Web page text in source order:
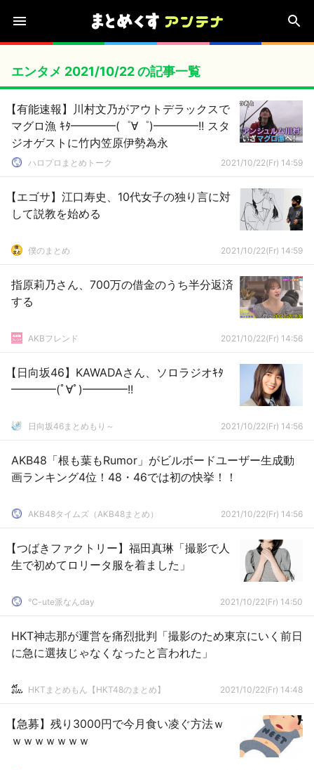
エンタメ 2021/10/22 の記事一覧
【有能速報】川村文乃がアウトデラックスで
マグロ漁 ｷﾀ━━━━(゜∀゜)━━━━!! スタ
ジオゲストに竹内笠原伊勢為永
ハロプロまとめトーク 2021/10/22(Fr) 14:59
【エゴサ】江口寿史、10代女子の独り言に対
して説教を始める
僕のまとめ 2021/10/22(Fr) 14:59
指原莉乃さん、700万の借金のうち半分返済
する
AKBフレンド 2021/10/22(Fr) 14:56
【日向坂46】KAWADAさん、ソロラジオｷﾀ
━━━━(ﾟ∀ﾟ)━━━━!!
日向坂46まとめもり～ 2021/10/22(Fr) 14:56
AKB48「根も葉もRumor」がビルボードユーザー生成動
画ランキング4位！48・46では初の快挙！！
AKB48タイムズ（AKB48まとめ） 2021/10/22(Fr) 14:56
【つばきファクトリー】福田真琳「撮影で人
生で初めてロリータ服を着ました」
℃-ute派なんday 2021/10/22(Fr) 14:50
HKT神志那が運営を痛烈批判「撮影のため東京にいく前日
に急に選抜じゃなくなったと言われた」
HKTまとめもん【HKT48のまとめ】 2021/10/22(Fr) 14:48
【急募】残り3000円で今月食い凌ぐ方法ｗ
ｗｗｗｗｗｗｗ